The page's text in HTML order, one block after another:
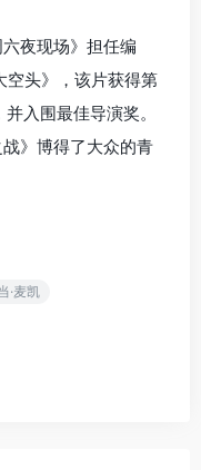
夜现场》担任编
空头》，该片获得第
入围最佳导演奖。
》博得了大众的青
·麦凯